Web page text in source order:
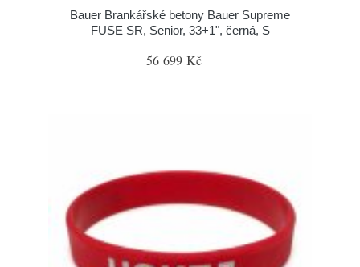
Bauer Brankářské betony Bauer Supreme
FUSE SR, Senior, 33+1", černá, S
56 699 Kč